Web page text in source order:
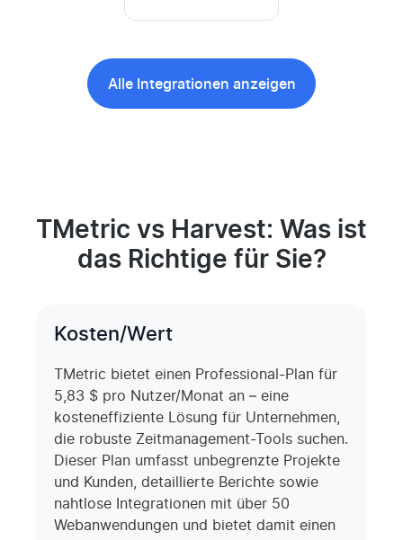
Alle Integrationen anzeigen
TMetric vs Harvest: Was ist
das Richtige für Sie?
Kosten/Wert
TMetric bietet einen Professional-Plan für
5,83 $ pro Nutzer/Monat an – eine
kosteneffiziente Lösung für Unternehmen,
die robuste Zeitmanagement-Tools suchen.
Dieser Plan umfasst unbegrenzte Projekte
und Kunden, detaillierte Berichte sowie
nahtlose Integrationen mit über 50
Webanwendungen und bietet damit einen